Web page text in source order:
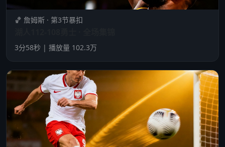
🏀 詹姆斯 · 第3节暴扣
3分58秒 | 播放量 102.3万